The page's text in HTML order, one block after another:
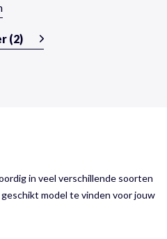
(2)
in veel verschillende soorten
model te vinden voor jouw